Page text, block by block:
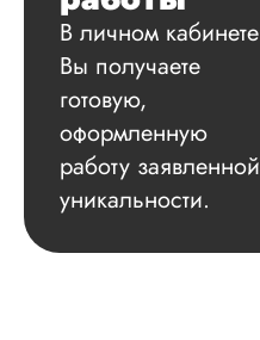
В личном кабинете
Вы получаете
готовую,
оформленную
работу заявленной
уникальности.